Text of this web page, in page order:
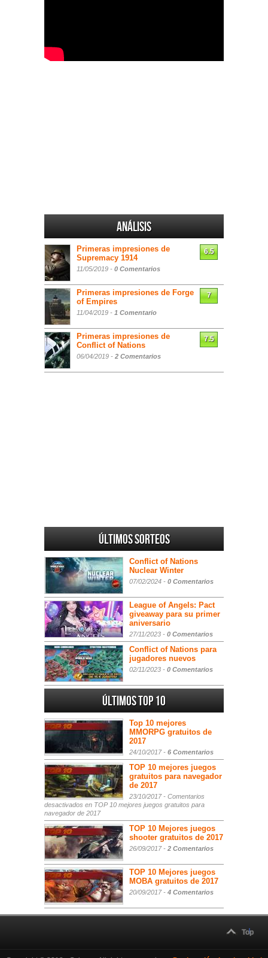
Análisis
Primeras impresiones de
Supremacy 1914
11/05/2019 - 0 Comentarios
6.5
Primeras impresiones de Forge
of Empires
11/04/2019 - 1 Comentario
7
Primeras impresiones de
Conflict of Nations
06/04/2019 - 2 Comentarios
7.5
Últimos sorteos
Conflict of Nations
Nuclear Winter
07/02/2024 - 0 Comentarios
League of Angels: Pact
giveaway para su primer
aniversario
27/11/2023 - 0 Comentarios
Conflict of Nations para
jugadores nuevos
02/11/2023 - 0 Comentarios
Últimos Top 10
Top 10 mejores
MMORPG gratuitos de
2017
24/10/2017 - 6 Comentarios
TOP 10 mejores juegos
gratuitos para navegador
de 2017
23/10/2017 - Comentarios
desactivados en TOP 10 mejores juegos gratuitos para
navegador de 2017
TOP 10 Mejores juegos
shooter gratuitos de 2017
26/09/2017 - 2 Comentarios
TOP 10 Mejores juegos
MOBA gratuitos de 2017
20/09/2017 - 4 Comentarios
Top